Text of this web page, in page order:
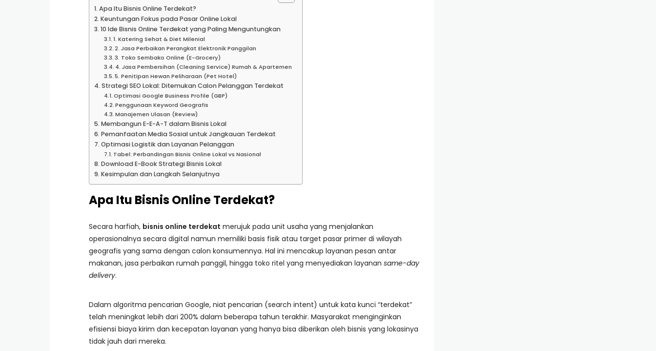
Apa Itu Bisnis Online Terdekat?
Keuntungan Fokus pada Pasar Online Lokal
10 Ide Bisnis Online Terdekat yang Paling Menguntungkan
1. Katering Sehat & Diet Milenial
2. Jasa Perbaikan Perangkat Elektronik Panggilan
3. Toko Sembako Online (E-Grocery)
4. Jasa Pembersihan (Cleaning Service) Rumah & Apartemen
5. Penitipan Hewan Peliharaan (Pet Hotel)
Strategi SEO Lokal: Ditemukan Calon Pelanggan Terdekat
Optimasi Google Business Profile (GBP)
Penggunaan Keyword Geografis
Manajemen Ulasan (Review)
Membangun E-E-A-T dalam Bisnis Lokal
Pemanfaatan Media Sosial untuk Jangkauan Terdekat
Optimasi Logistik dan Layanan Pelanggan
Tabel: Perbandingan Bisnis Online Lokal vs Nasional
Download E-Book Strategi Bisnis Lokal
Kesimpulan dan Langkah Selanjutnya
Apa Itu Bisnis Online Terdekat?
Secara harfiah, bisnis online terdekat merujuk pada unit usaha yang menjalankan
operasionalnya secara digital namun memiliki basis fisik atau target pasar primer di wilayah
geografis yang sama dengan calon konsumennya. Hal ini mencakup layanan pesan antar
makanan, jasa perbaikan rumah panggil, hingga toko ritel yang menyediakan layanan same-day
delivery.
Dalam algoritma pencarian Google, niat pencarian (search intent) untuk kata kunci “terdekat”
telah meningkat lebih dari 200% dalam beberapa tahun terakhir. Masyarakat menginginkan
efisiensi biaya kirim dan kecepatan layanan yang hanya bisa diberikan oleh bisnis yang lokasinya
tidak jauh dari mereka.